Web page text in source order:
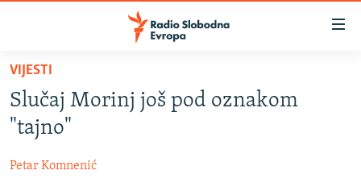
Pređite
glavni
sadržaj
Pređite
na
VIJESTI
BOSNA I HERCEGOVINA
SRBIJA
KOSOVO
VIJESTI
Slučaj Morinj još pod oznakom
"tajno"
Petar Komnenić